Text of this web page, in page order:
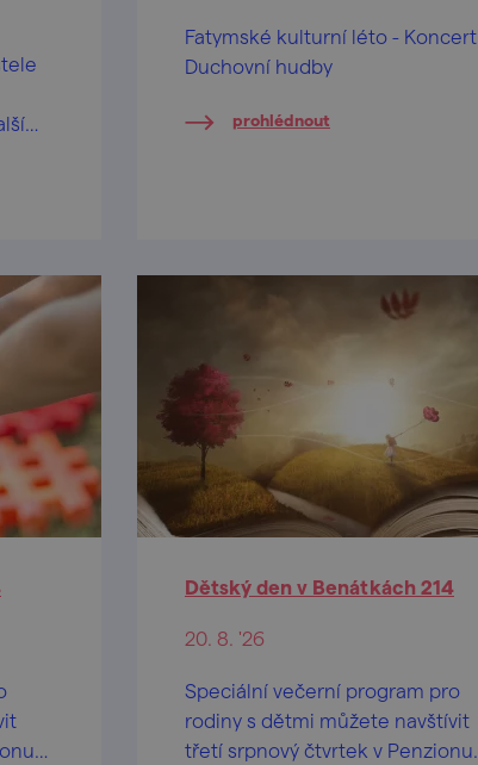
Fatymské kulturní léto - Koncert
Duchovní hudby
prohlédnout
Dětský den v Benátkách 214
20. 8. '26
Speciální večerní program pro
rodiny s dětmi můžete navštívit
třetí srpnový čtvrtek v Penzionu